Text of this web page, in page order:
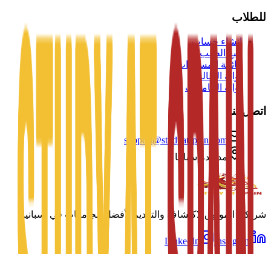
للطلاب
إنشاء حساب
تتبع الطلب
قائمة المستندات
بوابة الطالب
بوابة الجامعات
اتصل بنا
support@studyatspain.com
مدريد، إسبانيا
شريكك الموثوق لاكتشاف والتقديم لأفضل الجامعات في إسبانيا.
LinkedIn Instagram